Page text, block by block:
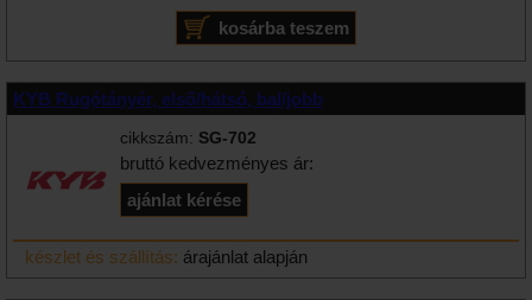
KYB Rugótányér, első/hátsó, bal/jobb
cikkszám: SG-702
bruttó kedvezményes ár:
készlet és szállítás: árajánlat alapján